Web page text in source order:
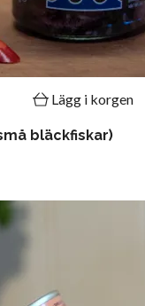
Lägg i korgen
bläckfiskar)